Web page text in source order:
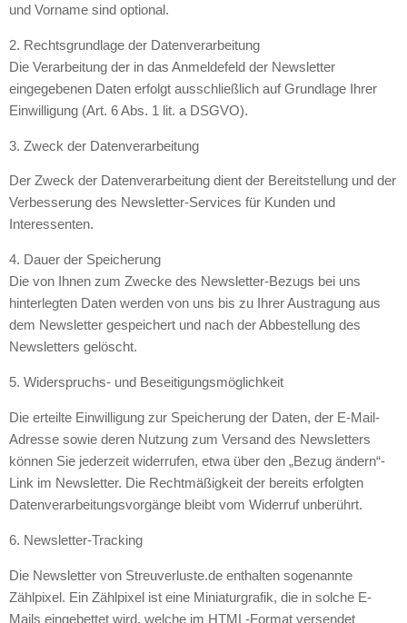
und Vorname sind optional.
2. Rechtsgrundlage der Datenverarbeitung
Die Verarbeitung der in das Anmeldefeld der Newsletter
eingegebenen Daten erfolgt ausschließlich auf Grundlage Ihrer
Einwilligung (Art. 6 Abs. 1 lit. a DSGVO).
3. Zweck der Datenverarbeitung
Der Zweck der Datenverarbeitung dient der Bereitstellung und der
Verbesserung des Newsletter-Services für Kunden und
Interessenten.
4. Dauer der Speicherung
Die von Ihnen zum Zwecke des Newsletter-Bezugs bei uns
hinterlegten Daten werden von uns bis zu Ihrer Austragung aus
dem Newsletter gespeichert und nach der Abbestellung des
Newsletters gelöscht.
5. Widerspruchs- und Beseitigungsmöglichkeit
Die erteilte Einwilligung zur Speicherung der Daten, der E-Mail-
Adresse sowie deren Nutzung zum Versand des Newsletters
können Sie jederzeit widerrufen, etwa über den „Bezug ändern“-
Link im Newsletter. Die Rechtmäßigkeit der bereits erfolgten
Datenverarbeitungsvorgänge bleibt vom Widerruf unberührt.
6. Newsletter-Tracking
Die Newsletter von Streuverluste.de enthalten sogenannte
Zählpixel. Ein Zählpixel ist eine Miniaturgrafik, die in solche E-
Mails eingebettet wird, welche im HTML-Format versendet